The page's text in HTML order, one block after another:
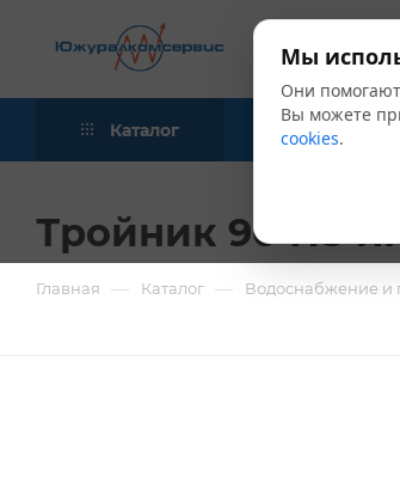
Каталог Акции
Тройник 90 ПЭ
Главная — Каталог — Водоснабжение и
Мы
Они
Вы можете
cookies.